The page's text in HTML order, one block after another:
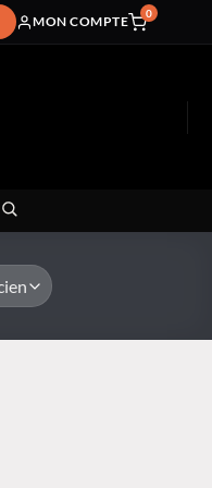
MON COMPTE
0